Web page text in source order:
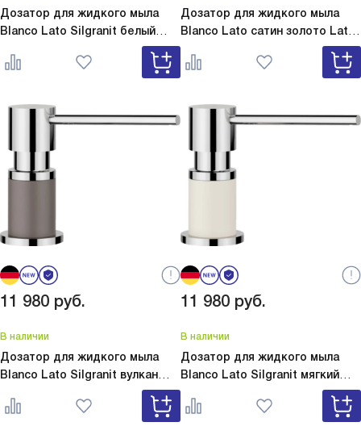
Дозатор для жидкого мыла
Blanco Lato Silgranit белый
Lato Silgranit белый 525814
Дозатор для жидкого мыла
Blanco Lato сатин золото Lato
11 980 руб.
В наличии
Дозатор для жидкого мыла
Blanco Lato Silgranit вулкан
Lato Silgranit вулкан
серый 526954
11 980 руб.
В наличии
Дозатор для жидкого мыла
Blanco Lato Silgranit мягкий
Lato Silgranit мягкий
белый 526955